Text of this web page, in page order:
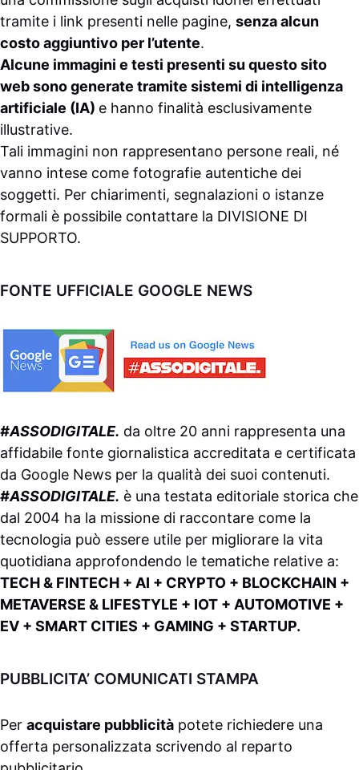
tramite i link presenti nelle pagine, senza alcun
costo aggiuntivo per l’utente.
Alcune immagini e testi presenti su questo sito
web sono generate tramite sistemi di intelligenza
artificiale (IA) e hanno finalità esclusivamente
illustrative.
Tali immagini non rappresentano persone reali, né
vanno intese come fotografie autentiche dei
soggetti. Per chiarimenti, segnalazioni o istanze
formali è possibile contattare la DIVISIONE DI
SUPPORTO.
FONTE UFFICIALE GOOGLE NEWS
#ASSODIGITALE. da oltre 20 anni rappresenta una
affidabile fonte giornalistica accreditata e certificata
da Google News per la qualità dei suoi contenuti.
#ASSODIGITALE. è una testata editoriale storica che
dal 2004 ha la missione di raccontare come la
tecnologia può essere utile per migliorare la vita
quotidiana approfondendo le tematiche relative a:
TECH & FINTECH + AI + CRYPTO + BLOCKCHAIN +
METAVERSE & LIFESTYLE + IOT + AUTOMOTIVE +
EV + SMART CITIES + GAMING + STARTUP.
PUBBLICITA’ COMUNICATI STAMPA
Per acquistare pubblicità potete richiedere una
offerta personalizzata scrivendo al reparto